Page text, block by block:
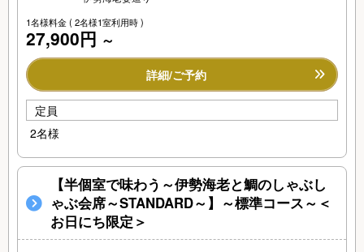
1名様料金( 2名様1室利用時 )
27,900円 ～
詳細/ご予約
定員
2名様
【半個室で味わう～伊勢海老と鯛のしゃぶし
ゃぶ会席～STANDARD～】～標準コース～＜
お日にち限定＞